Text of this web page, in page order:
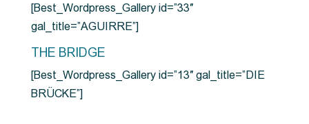
[Best_Wordpress_Gallery id=”33″
gal_title=”AGUIRRE”]
THE BRIDGE
[Best_Wordpress_Gallery id=”13″ gal_title=”DIE
BRÜCKE”]